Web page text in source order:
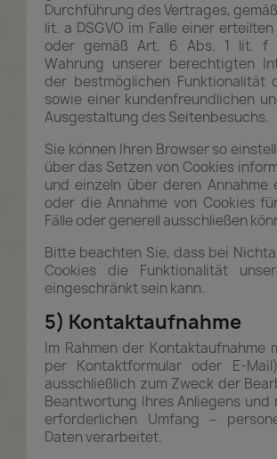
Durchführung des Vertrages, gemäß
lit. a DSGVO im Falle einer
oder gemäß Art. 6 Abs. 1 lit. f
Wahrung unserer berechtigten
der bestmöglichen Funktionalität
sowie einer kundenfreundlichen
Ausgestaltung des Seitenbesuchs.
Sie können Ihren Browser so
über das Setzen von Cookies
und einzeln über deren Annahme
oder die Annahme von Cookies
Fälle oder generell ausschließen
Bitte beachten Sie, dass bei
Cookies die Funktionalität
eingeschränkt sein kann.
5) Kontaktaufnahme
Im Rahmen der Kontaktaufnahme
per Kontaktformular oder E-
ausschließlich zum Zweck der
Beantwortung Ihres Anliegens und
erforderlichen Umfang –
Daten verarbeitet.